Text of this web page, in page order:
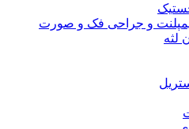
و جراحی فک و صورت
لثه